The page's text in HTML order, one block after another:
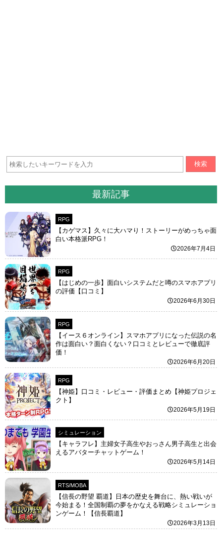
検索
最新記事
RPG
【カゲマス】久々に大ハマり！ストーリーがめっちゃ面
白い本格派RPG！
2026年7月4日
RPG
【はじめの一歩】面白いシステムだと噂のスマホアプリ
の評価【口コミ】
2026年6月30日
RPG
【イース６オンライン】スマホアプリになった伝説の名
作は面白い？面白くない？口コミとレビューで徹底評
価！
2026年6月20日
RPG
【神姫】口コミ・レビュー・評価まとめ【神姫プロジェ
クト】
2026年5月19日
シミュレーション
【キャラフレ】主婦女子高生やおっさん男子高生と出会
えるアバターチャットゲーム！
2026年5月14日
RTS/MOBA
【信長の野望 覇道】日本の歴史を舞台に、熱い戦いが
今始まる！全国制覇の夢をかなえる戦略シミュレーショ
ンゲーム！【信長覇道】
2026年3月13日